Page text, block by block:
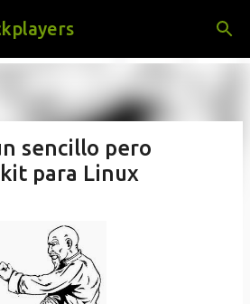
principal
sencillo pero
para Linux